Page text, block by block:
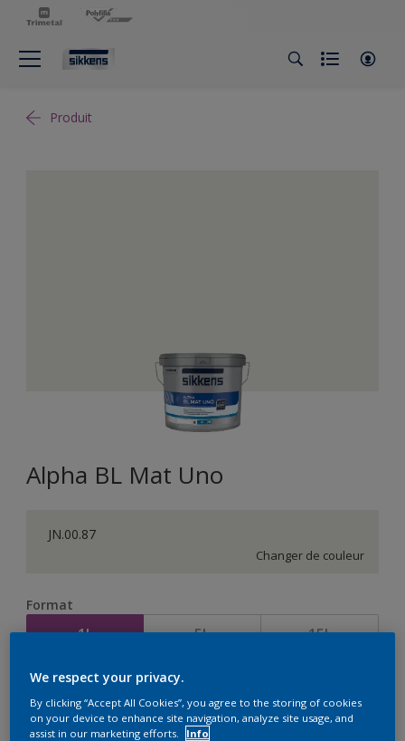
Produit
Alpha BL Mat Uno
JN.00.87
Changer de couleur
Format
1L 5L 15L
Quantité Calculateur de peinture
Calculer
We respect your privacy.
By clicking “Accept All Cookies”, you agree to the storing of cookies
on your device to enhance site navigation, analyze site usage, and
assist in our marketing efforts.
Info